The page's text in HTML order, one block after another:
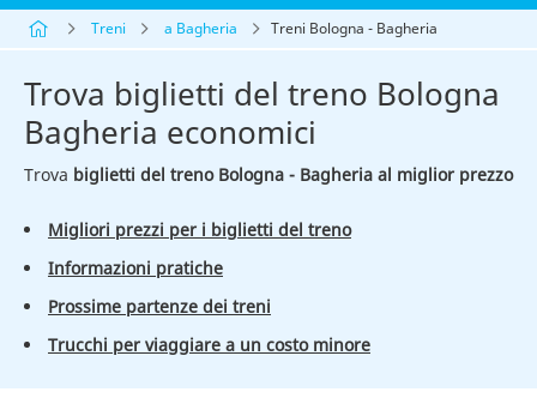
Treni a Bagheria Treni Bologna - Bagheria
Trova biglietti del treno Bologna
Bagheria economici
Trova biglietti del treno Bologna - Bagheria al miglior prezzo
Migliori prezzi per i biglietti del treno
Informazioni pratiche
Prossime partenze dei treni
Trucchi per viaggiare a un costo minore